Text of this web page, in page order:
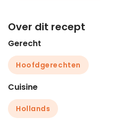
Over dit recept
Gerecht
Hoofdgerechten
Cuisine
Hollands